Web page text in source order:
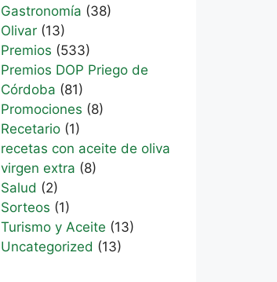
Gastronomía (38)
Olivar(13)
Premios (533)
Premios DOP Priego de
Córdoba (81)
Promociones (8)
Recetario(1)
recetas con aceite de oliva
virgen extra (8)
Salud (2)
Sorteos (1)
Turismo y Aceite (13)
Uncategorized (13)